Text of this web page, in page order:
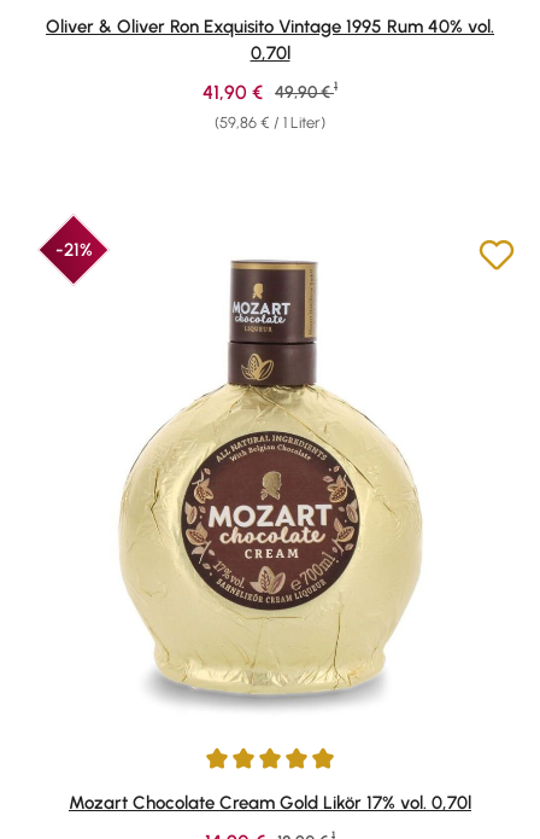
Durchschnittliche Bewertung von 4.71 von 5 Sternen
Oliver & Oliver Ron Exquisito Vintage 1995 Rum 40% vol.
0,70l
(59,86 € / 1 Liter)
Verkaufspreis:
41,90 € Regulärer Preis:
49,90 € 1
-21%
Durchschnittliche Bewertung von 4.9 von 5 Sternen
Mozart Chocolate Cream Gold Likör 17% vol. 0,70l